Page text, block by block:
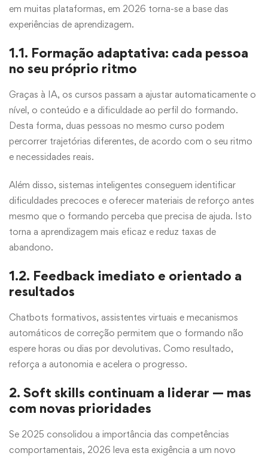
em muitas plataformas, em 2026 torna-se a base das
experiências de aprendizagem.
1.1. Formação adaptativa: cada pessoa
no seu próprio ritmo
Graças à IA, os cursos passam a ajustar automaticamente o
nível, o conteúdo e a dificuldade ao perfil do formando.
Desta forma, duas pessoas no mesmo curso podem
percorrer trajetórias diferentes, de acordo com o seu ritmo
e necessidades reais.
Além disso, sistemas inteligentes conseguem identificar
dificuldades precoces e oferecer materiais de reforço antes
mesmo que o formando perceba que precisa de ajuda. Isto
torna a aprendizagem mais eficaz e reduz taxas de
abandono.
1.2. Feedback imediato e orientado a
resultados
Chatbots formativos, assistentes virtuais e mecanismos
automáticos de correção permitem que o formando não
espere horas ou dias por devolutivas. Como resultado,
reforça a autonomia e acelera o progresso.
2. Soft skills continuam a liderar — mas
com novas prioridades
Se 2025 consolidou a importância das competências
comportamentais, 2026 leva esta exigência a um novo